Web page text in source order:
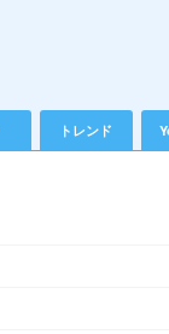
トレンド